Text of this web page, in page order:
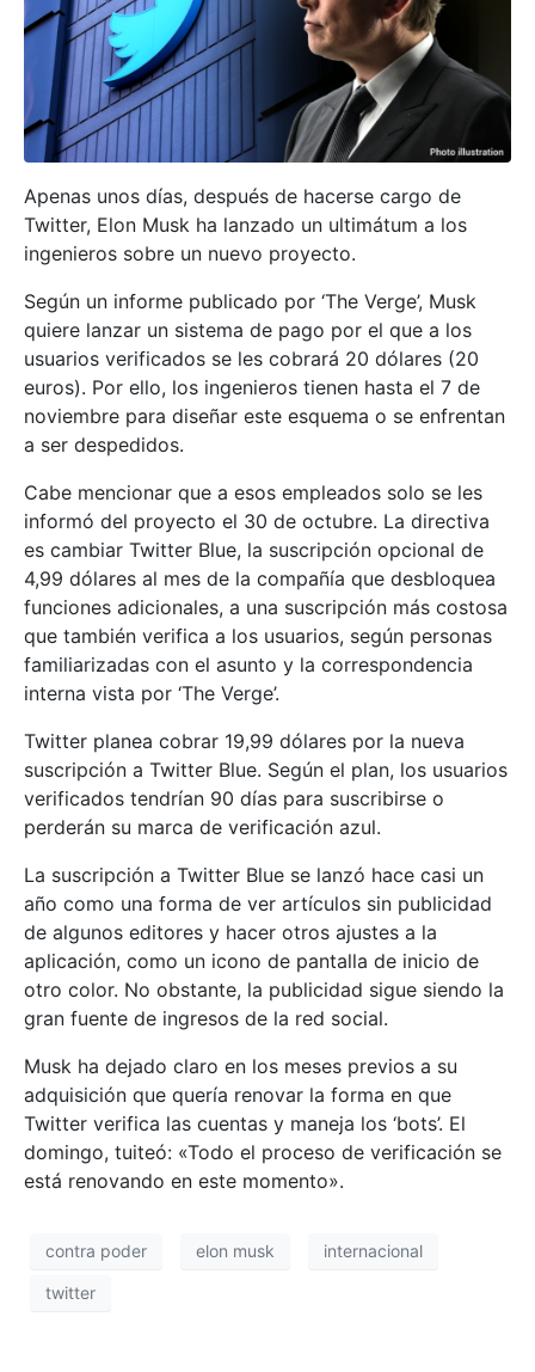
Apenas unos días, después de hacerse cargo de
Twitter, Elon Musk ha lanzado un ultimátum a los
ingenieros sobre un nuevo proyecto.
Según un informe publicado por ‘The Verge’, Musk
quiere lanzar un sistema de pago por el que a los
usuarios verificados se les cobrará 20 dólares (20
euros). Por ello, los ingenieros tienen hasta el 7 de
noviembre para diseñar este esquema o se enfrentan
a ser despedidos.
Cabe mencionar que a esos empleados solo se les
informó del proyecto el 30 de octubre. La directiva
es cambiar Twitter Blue, la suscripción opcional de
4,99 dólares al mes de la compañía que desbloquea
funciones adicionales, a una suscripción más costosa
que también verifica a los usuarios, según personas
familiarizadas con el asunto y la correspondencia
interna vista por ‘The Verge’.
Twitter planea cobrar 19,99 dólares por la nueva
suscripción a Twitter Blue. Según el plan, los usuarios
verificados tendrían 90 días para suscribirse o
perderán su marca de verificación azul.
La suscripción a Twitter Blue se lanzó hace casi un
año como una forma de ver artículos sin publicidad
de algunos editores y hacer otros ajustes a la
aplicación, como un icono de pantalla de inicio de
otro color. No obstante, la publicidad sigue siendo la
gran fuente de ingresos de la red social.
Musk ha dejado claro en los meses previos a su
adquisición que quería renovar la forma en que
Twitter verifica las cuentas y maneja los ‘bots’. El
domingo, tuiteó: «Todo el proceso de verificación se
está renovando en este momento».
contra poder elon musk internacional
twitter